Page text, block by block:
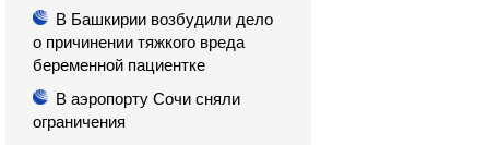
В Башкирии возбудили дело
о причинении тяжкого вреда
беременной пациентке
В аэропорту Сочи сняли
ограничения